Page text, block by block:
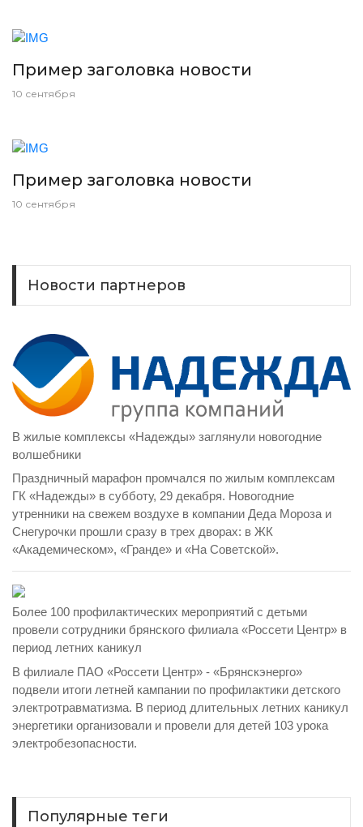
Пример заголовка новости
10 сентября
Пример заголовка новости
10 сентября
Новости партнеров
В жилые комплексы «Надежды» заглянули новогодние
волшебники
Праздничный марафон промчался по жилым комплексам
ГК «Надежды» в субботу, 29 декабря. Новогодние
утренники на свежем воздухе в компании Деда Мороза и
Снегурочки прошли сразу в трех дворах: в ЖК
«Академическом», «Гранде» и «На Советской».
Более 100 профилактических мероприятий с детьми
провели сотрудники брянского филиала «Россети Центр» в
период летних каникул
В филиале ПАО «Россети Центр» - «Брянскэнерго»
подвели итоги летней кампании по профилактики детского
электротравматизма. В период длительных летних каникул
энергетики организовали и провели для детей 103 урока
электробезопасности.
Популярные теги